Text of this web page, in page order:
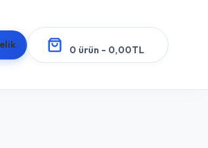
0 ürün - 0,00TL